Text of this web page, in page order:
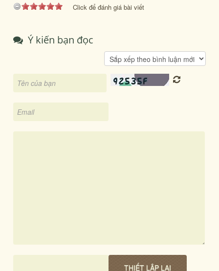
Click để đánh giá bài viết
Ý kiến bạn đọc